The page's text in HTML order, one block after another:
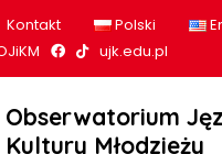
Kontakt Polski
Nasz profil na
Nasz profil na tiktok
ujk.edu.pl
Obserwatorium
Kultury Młodzieży